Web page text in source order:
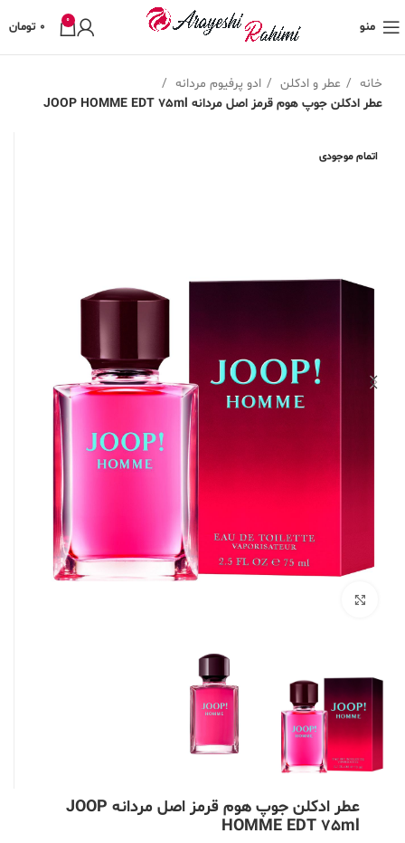
منو 0
0 تومان
خانه عطر و ادکلن
ادو پرفیوم مردانه
عطر ادکلن جوپ هوم قرمز اصل مردانه JOOP HOMME EDT 75ml
اتمام موجودی
عطر ادکلن جوپ هوم قرمز اصل مردانه JOOP
HOMME EDT 75ml